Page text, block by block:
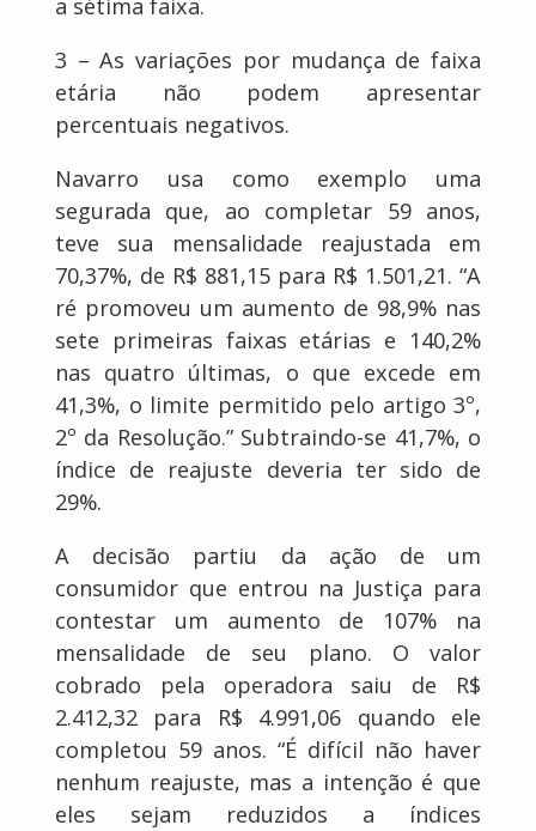
a sétima faixa.
3 – As variações por mudança de faixa
etária não podem apresentar
percentuais negativos.
Navarro usa como exemplo uma
segurada que, ao completar 59 anos,
teve sua mensalidade reajustada em
70,37%, de R$ 881,15 para R$ 1.501,21. “A
ré promoveu um aumento de 98,9% nas
sete primeiras faixas etárias e 140,2%
nas quatro últimas, o que excede em
41,3%, o limite permitido pelo artigo 3º,
2º da Resolução.” Subtraindo-se 41,7%, o
índice de reajuste deveria ter sido de
29%.
A decisão partiu da ação de um
consumidor que entrou na Justiça para
contestar um aumento de 107% na
mensalidade de seu plano. O valor
cobrado pela operadora saiu de R$
2.412,32 para R$ 4.991,06 quando ele
completou 59 anos. “É difícil não haver
nenhum reajuste, mas a intenção é que
eles sejam reduzidos a índices